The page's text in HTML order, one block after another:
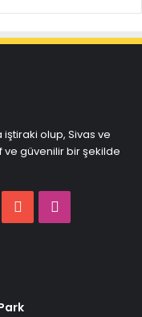
olup, Sivas ve
güvenilir bir şekilde
YouTube